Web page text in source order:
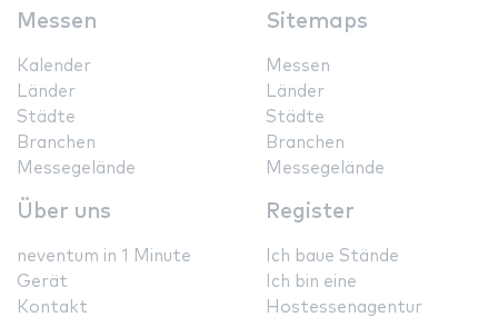
Messen
Kalender
Länder
Städte
Branchen
Messegelände
Sitemaps
Messen
Länder
Städte
Branchen
Messegelände
Über uns
neventum in 1 Minute
Gerät
Kontakt
Register
Ich baue Stände
Ich bin eine
Hostessenagentur